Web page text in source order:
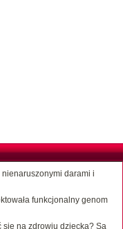
darami i
funkcjonalny genom
się na zdrowiu dziecka? Są